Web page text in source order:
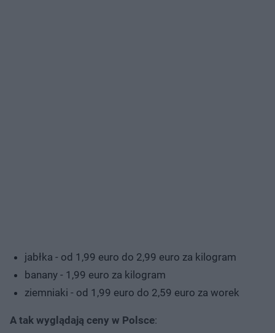
jabłka - od 1,99 euro do 2,99 euro za kilogram
banany - 1,99 euro za kilogram
ziemniaki - od 1,99 euro do 2,59 euro za worek
A tak wyglądają ceny w Polsce: